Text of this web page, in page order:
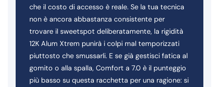
che il costo di accesso è reale. Se la tua tecnica
non è ancora abbastanza consistente per
trovare il sweetspot deliberatamente, la rigidità
12K Alum Xtrem punirà i colpi mal temporizzati
piuttosto che smussarli. E se già gestisci fatica al
gomito o alla spalla, Comfort a 7.0 è il punteggio
più basso su questa racchetta per una ragione: si